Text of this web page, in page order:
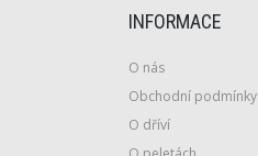
INFORMACE
O nás
Obchodní podmínky
O dříví